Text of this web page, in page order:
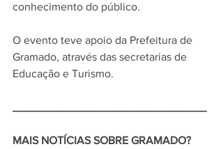
conhecimento do público.
O evento teve apoio da Prefeitura de
Gramado, através das secretarias de
Educação e Turismo.
MAIS NOTÍCIAS SOBRE GRAMADO?